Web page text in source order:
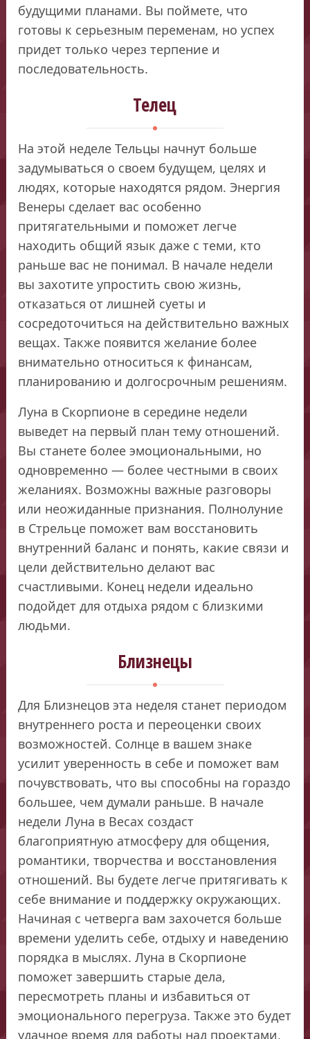
будущими планами. Вы поймете, что
готовы к серьезным переменам, но успех
придет только через терпение и
последовательность.
Телец
На этой неделе Тельцы начнут больше
задумываться о своем будущем, целях и
людях, которые находятся рядом. Энергия
Венеры сделает вас особенно
притягательными и поможет легче
находить общий язык даже с теми, кто
раньше вас не понимал. В начале недели
вы захотите упростить свою жизнь,
отказаться от лишней суеты и
сосредоточиться на действительно важных
вещах. Также появится желание более
внимательно относиться к финансам,
планированию и долгосрочным решениям.
Луна в Скорпионе в середине недели
выведет на первый план тему отношений.
Вы станете более эмоциональными, но
одновременно — более честными в своих
желаниях. Возможны важные разговоры
или неожиданные признания. Полнолуние
в Стрельце поможет вам восстановить
внутренний баланс и понять, какие связи и
цели действительно делают вас
счастливыми. Конец недели идеально
подойдет для отдыха рядом с близкими
людьми.
Близнецы
Для Близнецов эта неделя станет периодом
внутреннего роста и переоценки своих
возможностей. Солнце в вашем знаке
усилит уверенность в себе и поможет вам
почувствовать, что вы способны на гораздо
большее, чем думали раньше. В начале
недели Луна в Весах создаст
благоприятную атмосферу для общения,
романтики, творчества и восстановления
отношений. Вы будете легче притягивать к
себе внимание и поддержку окружающих.
Начиная с четверга вам захочется больше
времени уделить себе, отдыху и наведению
порядка в мыслях. Луна в Скорпионе
поможет завершить старые дела,
пересмотреть планы и избавиться от
эмоционального перегруза. Также это будет
удачное время для работы над проектами,